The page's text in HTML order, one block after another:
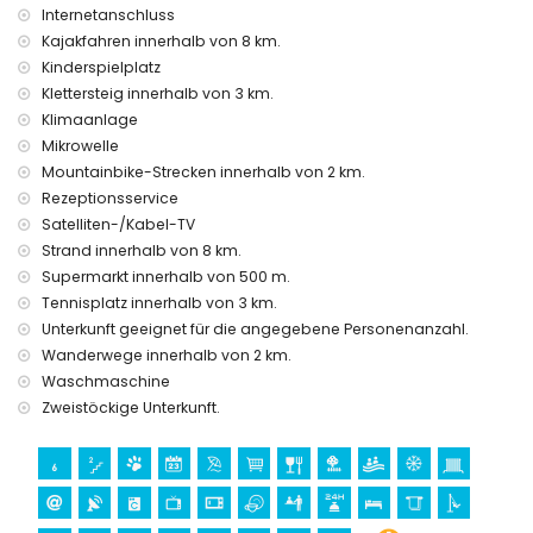
Einrichtungen und Dienstleistungen im Mietpreis der
Wohnung inbegriffen
Internet (WiFi)
Bügeleisen und -brett
Bettwäsche und Handtücher
Rezeptionsservice und 24-Stunden-Notdienst
Elektrische Heizung
Einrichtungen und Dienstleistungen gegen Aufpreis
Flughafentransfer
Zustellbett und Kinderbett (auf Anfrage)
Unterhaltung und Freizeitaktivitäten für Ihren Urlaub in
Jesús Pobre, Costa Blanca
Bar (innerhalb von 500 Metern vom Haus)
Sehenswürdigkeiten und Kultur in Jesús Pobre, Costa
Blanca
Bartolomé, Pueblo, Jávea), Ruine (Molinos de Viento,
Jávea), Denkmal (Pueblo de Jávea, Jávea),
architektonisches Gebäude (Pueblo de Jávea, Jávea),
historischer Ort (Pueblo de Jávea und Jávea) (innerhalb
Internetanschluss
Kajakfahren innerhalb von 8 km.
Kinderspielplatz
Klettersteig innerhalb von 3 km.
Klimaanlage
Mikrowelle
Mountainbike-Strecken innerhalb von 2 km.
Rezeptionsservice
Satelliten-/Kabel-TV
Strand innerhalb von 8 km.
Supermarkt innerhalb von 500 m.
Tennisplatz innerhalb von 3 km.
Unterkunft geeignet für die angegebene Personenanzahl.
Wanderwege innerhalb von 2 km.
Waschmaschine
Zweistöckige Unterkunft.